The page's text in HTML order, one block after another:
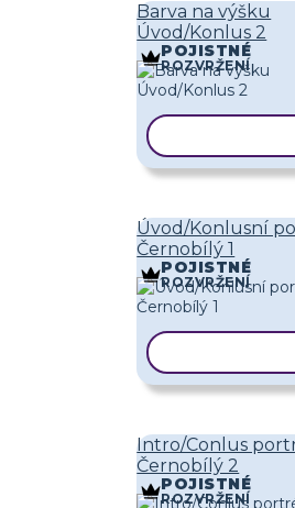
Barva na výšku
Úvod/Konlus 2
POJISTNÉ
ROZVRŽENÍ
Úvod/Konlusní
Černobílý 1
POJISTNÉ
ROZVRŽENÍ
Intro/Conlus
Černobílý 2
POJISTNÉ
ROZVRŽENÍ